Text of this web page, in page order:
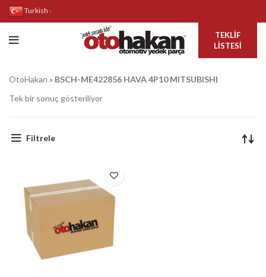
Turkish ▼
TEKLIF
LISTESI
OtoHakan » BSCH-ME422856 HAVA 4P10 MITSUBISHI
Tek bir sonuç gösteriliyor
Filtrele